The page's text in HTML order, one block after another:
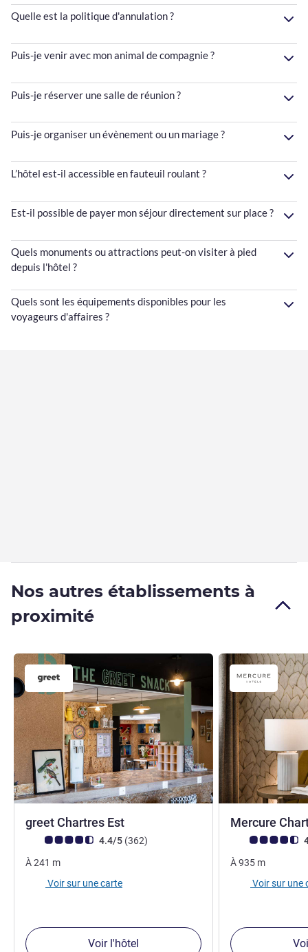
Quelle est la politique d'annulation ?
Puis-je venir avec mon animal de compagnie ?
Puis-je réserver une salle de réunion ?
Puis-je organiser un évènement ou un mariage ?
L’hôtel est-il accessible en fauteuil roulant ?
Est-il possible de payer mon séjour directement sur place ?
Quels monuments ou attractions peut-on visiter à pied
depuis l'hôtel ?
Quels sont les équipements disponibles pour les
voyageurs d'affaires ?
Nos autres établissements à
proximité
greet Chartres Est
Note Avis clients (Note ALL)
4.4/5 (362avis
)
À241 m
Voir sur une carte
Voir l'hôtel
Mercure
Note Avis clients
À935 m
Voir sur une